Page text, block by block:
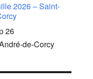
2026 – Saint-
26
de-Corcy